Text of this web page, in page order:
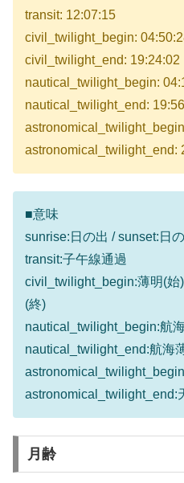
transit: 12:07:15
civil_twilight_begin:
civil_twilight_end: 19:24:02
nautical_twilight_begin:
nautical_twilight_end:
astronomical_twilight_end:
■意味
sunrise:日の出 / sunset:日
transit:子午線通過
civil_twilight_begin:薄明(始
(終)
nautical_twilight_begin:航
nautical_twilight_end:航海
astronomical_twilight_end:
月齢